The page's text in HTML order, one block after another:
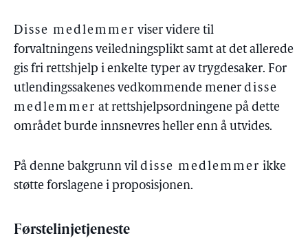
Disse medlemmer viser videre til
forvaltningens veiledningsplikt samt at det allerede
gis fri rettshjelp i enkelte typer av trygdesaker. For
utlendingssakenes vedkommende mener disse
medlemmer at rettshjelpsordningene på dette
området burde innsnevres heller enn å utvides.
På denne bakgrunn vil disse medlemmer ikke
støtte forslagene i proposisjonen.
Førstelinjetjeneste